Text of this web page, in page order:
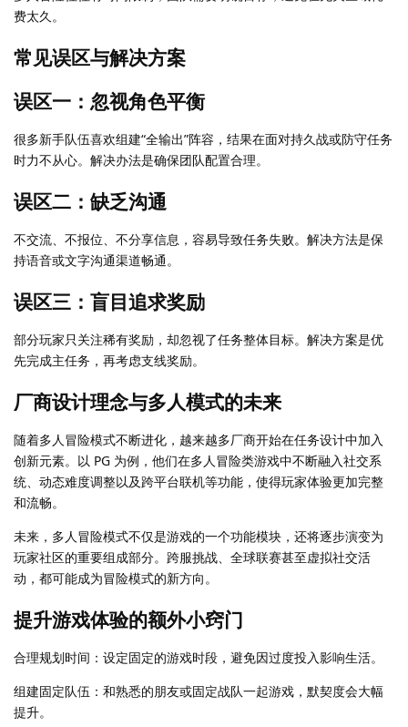
费太久。
常见误区与解决方案
误区一：忽视角色平衡
很多新手队伍喜欢组建“全输出”阵容，结果在面对持久战或防守任务
时力不从心。解决办法是确保团队配置合理。
误区二：缺乏沟通
不交流、不报位、不分享信息，容易导致任务失败。解决方法是保
持语音或文字沟通渠道畅通。
误区三：盲目追求奖励
部分玩家只关注稀有奖励，却忽视了任务整体目标。解决方案是优
先完成主任务，再考虑支线奖励。
厂商设计理念与多人模式的未来
随着多人冒险模式不断进化，越来越多厂商开始在任务设计中加入
创新元素。以 PG 为例，他们在多人冒险类游戏中不断融入社交系
统、动态难度调整以及跨平台联机等功能，使得玩家体验更加完整
和流畅。
未来，多人冒险模式不仅是游戏的一个功能模块，还将逐步演变为
玩家社区的重要组成部分。跨服挑战、全球联赛甚至虚拟社交活
动，都可能成为冒险模式的新方向。
提升游戏体验的额外小窍门
合理规划时间：设定固定的游戏时段，避免因过度投入影响生活。
组建固定队伍：和熟悉的朋友或固定战队一起游戏，默契度会大幅
提升。